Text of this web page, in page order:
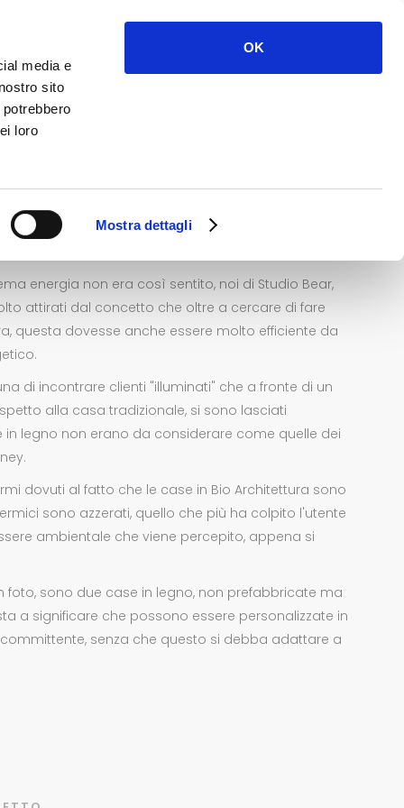
media e
sito
loro
Mostra dettagli
OK
Bio Casa
energia non era così sentito, noi di Studio Bear,
attirati dal concetto che oltre a cercare di fare
questa dovesse anche essere molto efficiente da
di incontrare clienti "illuminati" che a fronte di un
alla casa tradizionale, si sono lasciati
in legno non erano da considerare come quelle dei
dovuti al fatto che le case in Bio Architettura sono
sono azzerati, quello che più ha colpito l'utente
ambientale che viene percepito, appena si
foto, sono due case in legno, non prefabbricate ma
a significare che possono essere personalizzate in
senza che questo si debba adattare a